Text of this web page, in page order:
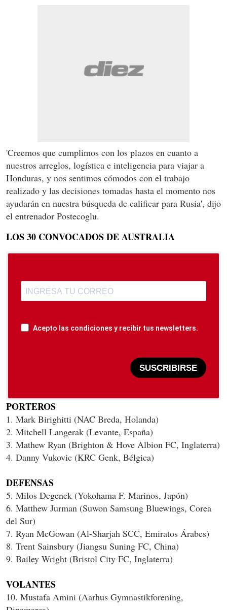
'Creemos que cumplimos con los plazos en cuanto a
nuestros arreglos, logística e inteligencia para viajar a
Honduras, y nos sentimos cómodos con el trabajo
realizado y las decisiones tomadas hasta el momento nos
ayudarán en nuestra búsqueda de calificar para Rusia', dijo
el entrenador Postecoglu.
LOS 30 CONVOCADOS DE AUSTRALIA
Acepto las condiciones y recibir tus newsletters.
SUSCRIBIRSE
PORTEROS
1. Mark Birighitti (NAC Breda, Holanda)
2. Mitchell Langerak (Levante, España)
3. Mathew Ryan (Brighton & Hove Albion FC, Inglaterra)
4. Danny Vukovic (KRC Genk, Bélgica)
DEFENSAS
5. Milos Degenek (Yokohama F. Marinos, Japón)
6. Matthew Jurman (Suwon Samsung Bluewings, Corea
del Sur)
7. Ryan McGowan (Al-Sharjah SCC, Emiratos Árabes)
8. Trent Sainsbury (Jiangsu Suning FC, China)
9. Bailey Wright (Bristol City FC, Inglaterra)
VOLANTES
10. Mustafa Amini (Aarhus Gymnastikforening,